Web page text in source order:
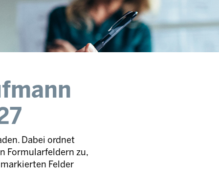
Dabei ordnet
Formularfeldern zu,
markierten Felder